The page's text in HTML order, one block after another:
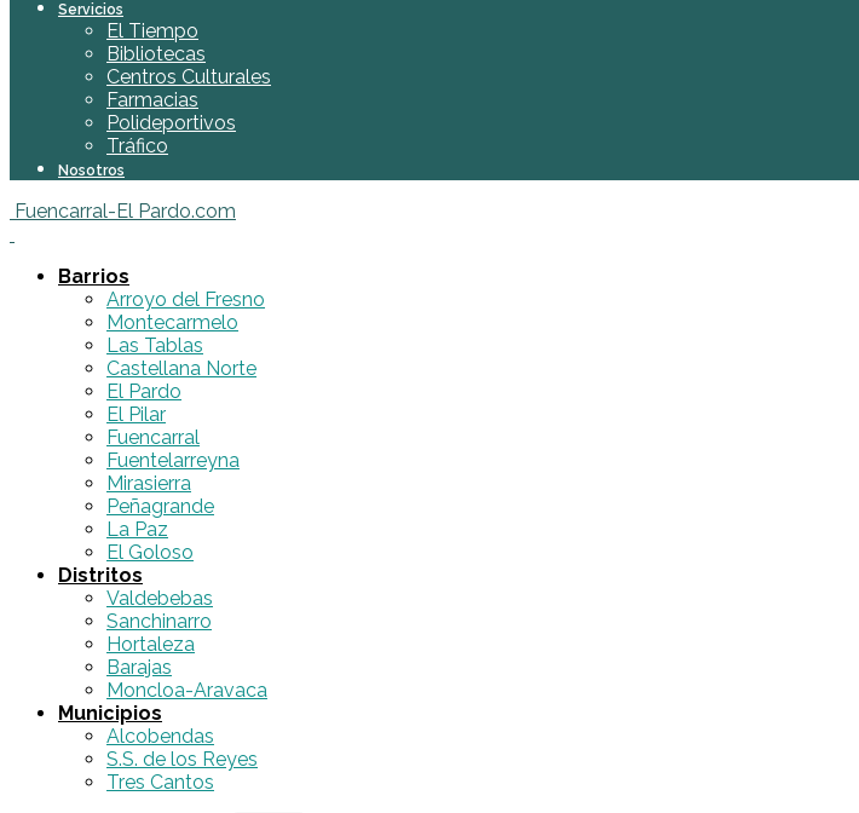
Servicios
El Tiempo
Bibliotecas
Centros Culturales
Farmacias
Polideportivos
Tráfico
Nosotros
Fuencarral-El Pardo.com
Barrios
Arroyo del Fresno
Montecarmelo
Las Tablas
Castellana Norte
El Pardo
El Pilar
Fuencarral
Fuentelarreyna
Mirasierra
Peñagrande
La Paz
El Goloso
Distritos
Valdebebas
Sanchinarro
Hortaleza
Barajas
Moncloa-Aravaca
Municipios
Alcobendas
S.S. de los Reyes
Tres Cantos